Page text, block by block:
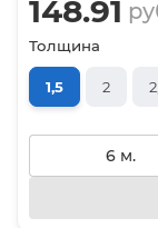
148.91
Толщина
1,5 2